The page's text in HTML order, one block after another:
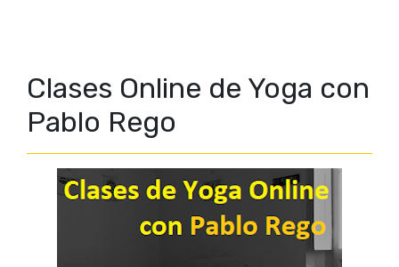
Clases Online de Yoga con
Pablo Rego